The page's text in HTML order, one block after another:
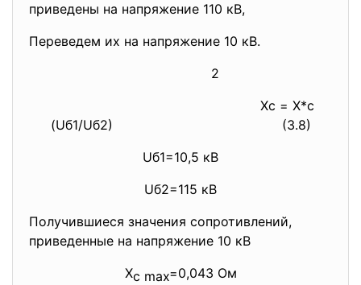
приведены на напряжение 110 кВ,
Переведем их на напряжение 10 кВ.
2
Xс = X*с
(Uб1/Uб2)
(3.8)
Uб1=10,5 кВ
Uб2=115 кВ
Получившиеся значения сопротивлений,
приведенные на напряжение 10 кВ
Xс max=0,043 Ом